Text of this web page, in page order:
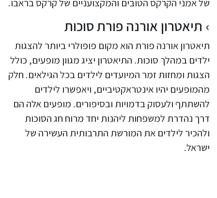
של אמני הקרקס הטובים והמקצועניים של קרקס בראבו.
תיאטרון אורנה פורת סוכות
תיאטרון אורנה פורת הוא מקום פופולרי ביותר להצגות
ילדים במהלך סוכות. התיאטרון יציג מגוון מופעים, כולל
הצגות ומחזות זמר המיועדים לילדים בכל הגילאים. חלק
מהמופעים יהיו אינטראקטיביים, ויאפשרו לילדים
להשתתף ולעסוק בדמויות ובסיפורים. מופעים אלה הם
דרך נהדרת למשפחות ליהנות יחד מרוח חג הסוכות
ולהכיר לילדים את המורשת התרבותית העשירה של
ישראל.